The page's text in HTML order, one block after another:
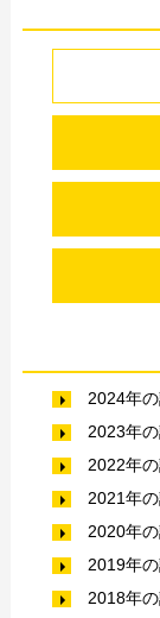
2024年の
2023年の
2022年の
2021年の
2020年の
2019年の
2018年の